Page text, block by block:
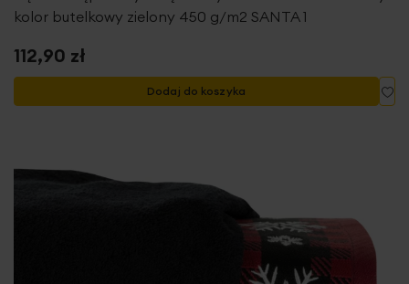
kolor butelkowy zielony 450 g/m2 SANTA 1
112,90 zł
Dodaj do koszyka